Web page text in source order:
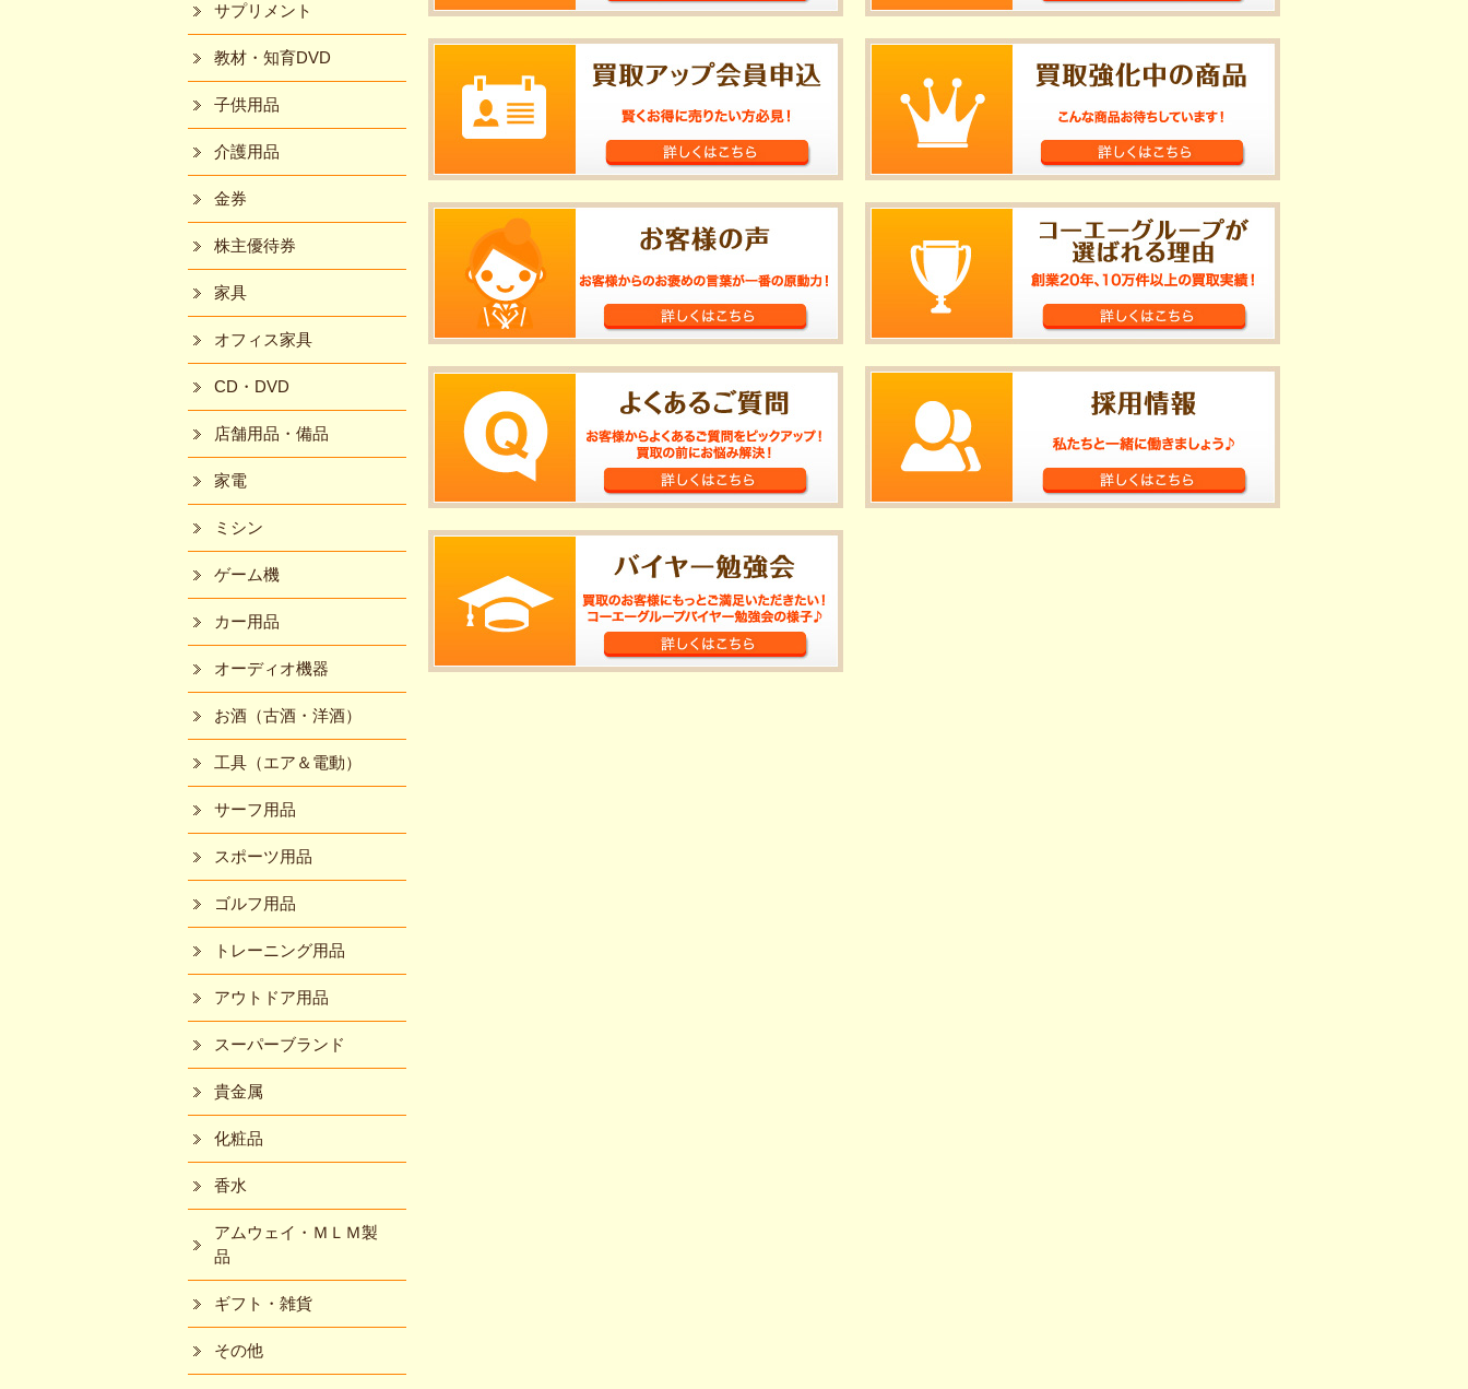
サプリメント
教材・知育DVD
子供用品
介護用品
金券
株主優待券
家具
オフィス家具
CD・DVD
店舗用品・備品
家電
ミシン
ゲーム機
カー用品
オーディオ機器
お酒（古酒・洋酒）
工具（エア＆電動）
サーフ用品
スポーツ用品
ゴルフ用品
トレーニング用品
アウトドア用品
スーパーブランド
貴金属
化粧品
香水
アムウェイ・ＭＬＭ製
品
ギフト・雑貨
その他